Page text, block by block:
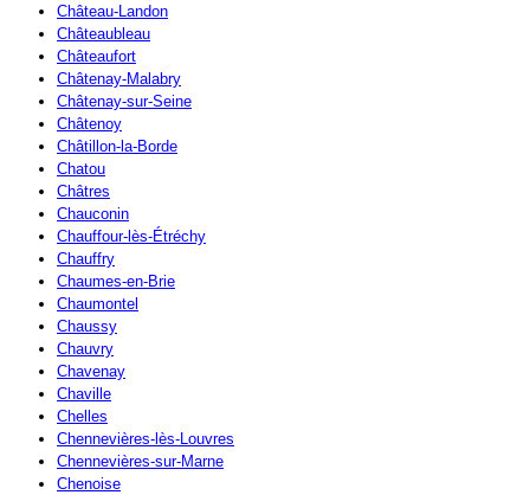
Château-Landon
Châteaubleau
Châteaufort
Châtenay-Malabry
Châtenay-sur-Seine
Châtenoy
Châtillon-la-Borde
Chatou
Châtres
Chauconin
Chauffour-lès-Étréchy
Chauffry
Chaumes-en-Brie
Chaumontel
Chaussy
Chauvry
Chavenay
Chaville
Chelles
Chennevières-lès-Louvres
Chennevières-sur-Marne
Chenoise